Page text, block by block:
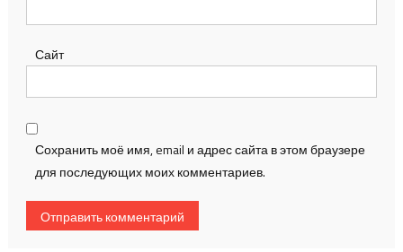
Сайт
Сохранить моё имя, email и адрес сайта в этом браузере
для последующих моих комментариев.